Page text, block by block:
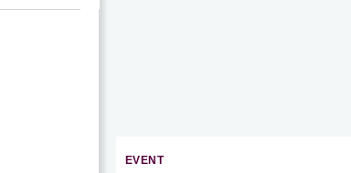
EVENT